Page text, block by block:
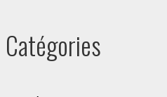
Catégories